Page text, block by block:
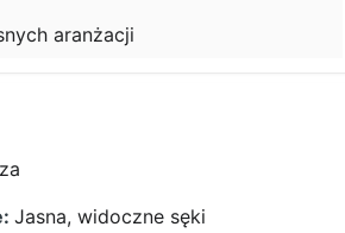
aranżacji
Jasna, widoczne sęki